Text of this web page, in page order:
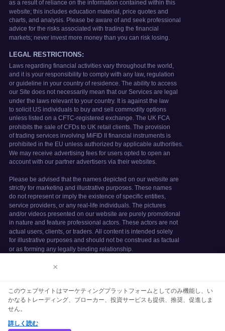
We use cookies to enhance your browsing
website, you agree to our use of
cookies. See our
information.
×
このウェブサイトはマーケティングプラットフォームとしてのみ機能し、い
かなるトレーディング、ブローカー、投資サービスも提供、推奨、促進しま
せん。
詳しく読む